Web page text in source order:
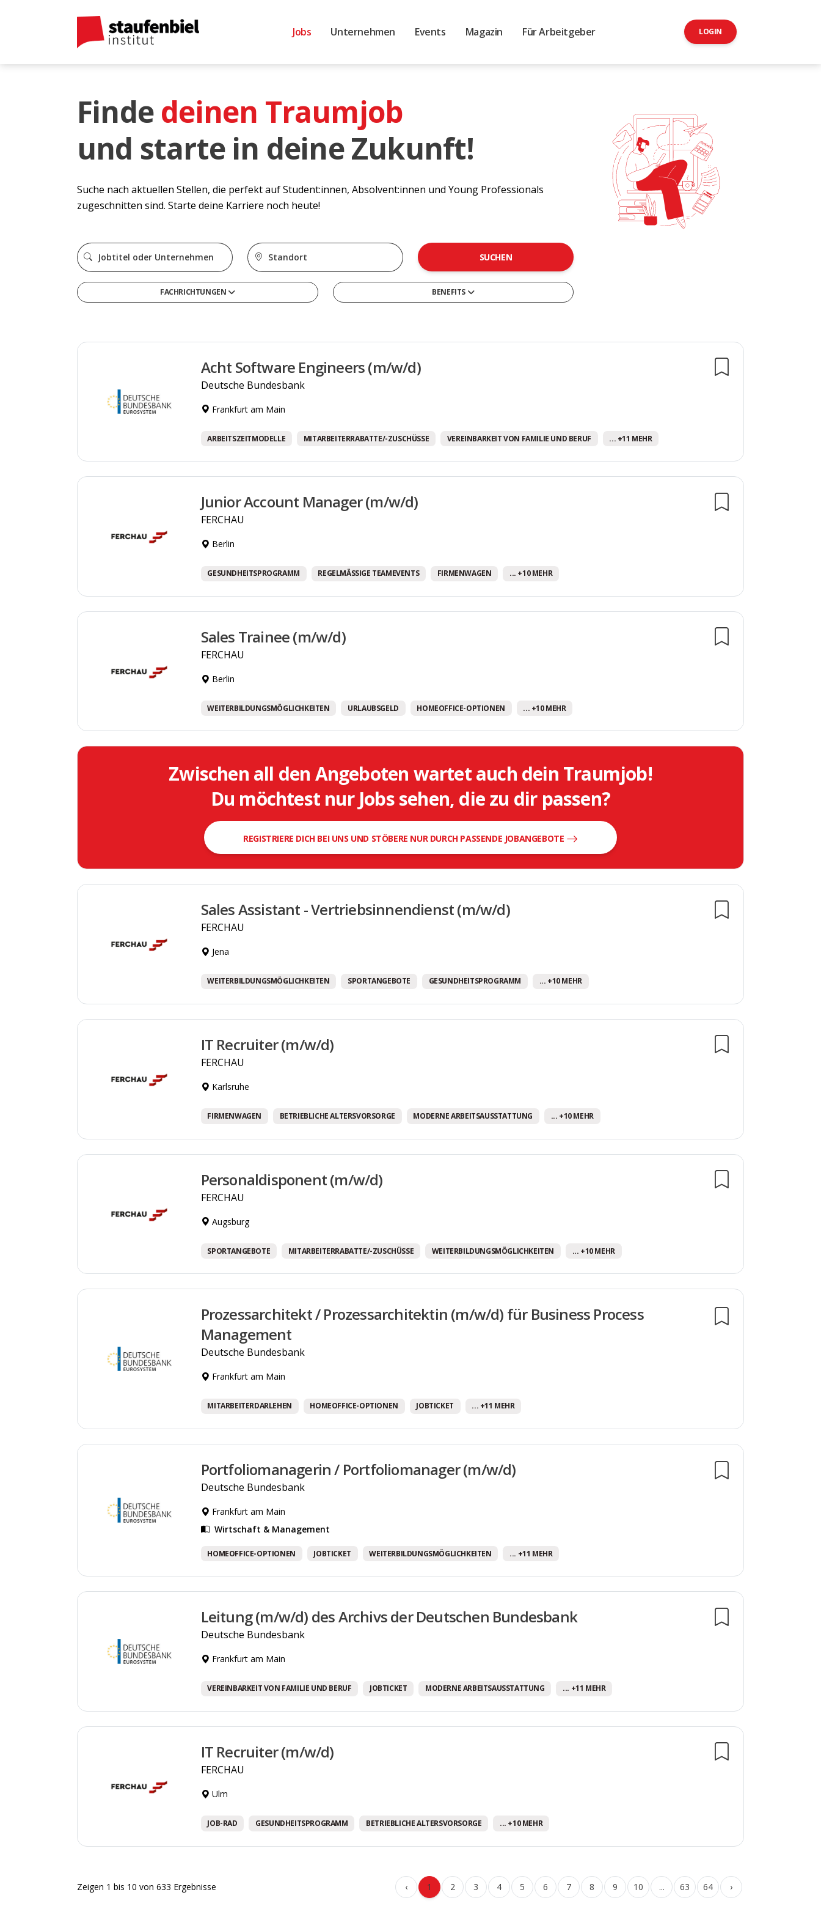
Jobs Unternehmen Events Magazin Für Arbeitgeber LOGIN
Finde deinen Traumjob
und starte in deine Zukunft!
Suche nach aktuellen Stellen, die perfekt auf Student:innen, Absolvent:innen und Young Professionals
zugeschnitten sind. Starte deine Karriere noch heute!
SUCHEN
FACHRICHTUNGEN
Gesellschafts- & Sozialwissenschaften
Informatik
Ingenieurwesen & Technik
Medien, Kommunikation & Marketing
Naturwissenschaften & Mathematik
Wirtschaft & Management
BENEFITS
13tes Monatsgehalt
Arbeitszeitmodelle
Betriebliche Altersvorsorge
Diensthandy
Entwicklungsmöglichkeiten
Mitarbeiterrabatte/-zuschüsse
Mobiles Arbeiten
Mobilitätsbudget
Moderne Arbeitsausstattung
Offene Feedbackkultur
Provision
Sportangebote
Unbefristete Arbeitsverträge
Acht Software Engineers (m/w/d)
Deutsche Bundesbank
Frankfurt am Main
ARBEITSZEITMODELLE MITARBEITERRABATTE/-ZUSCHÜSSE VEREINBARKEIT VON FAMILIE UND BERUF ... +11 MEHR
Junior Account Manager (m/w/d)
FERCHAU
Berlin
GESUNDHEITSPROGRAMM REGELMÄSSIGE TEAMEVENTS FIRMENWAGEN ... +10 MEHR
Sales Trainee (m/w/d)
FERCHAU
Berlin
WEITERBILDUNGSMÖGLICHKEITEN URLAUBSGELD HOMEOFFICE-OPTIONEN ... +10 MEHR
Zwischen all den Angeboten wartet auch dein Traumjob!
Du möchtest nur Jobs sehen, die zu dir passen?
REGISTRIERE DICH BEI UNS UND STÖBERE NUR DURCH PASSENDE JOBANGEBOTE
Sales Assistant - Vertriebsinnendienst (m/w/d)
FERCHAU
Jena
WEITERBILDUNGSMÖGLICHKEITEN SPORTANGEBOTE GESUNDHEITSPROGRAMM ... +10 MEHR
IT Recruiter (m/w/d)
FERCHAU
Karlsruhe
FIRMENWAGEN BETRIEBLICHE ALTERSVORSORGE MODERNE ARBEITSAUSSTATTUNG ... +10 MEHR
Personaldisponent (m/w/d)
FERCHAU
Augsburg
SPORTANGEBOTE MITARBEITERRABATTE/-ZUSCHÜSSE WEITERBILDUNGSMÖGLICHKEITEN ... +10 MEHR
Prozessarchitekt / Prozessarchitektin (m/w/d) für Business Process
Management
Deutsche Bundesbank
Frankfurt am Main
MITARBEITERDARLEHEN HOMEOFFICE-OPTIONEN JOBTICKET ... +11 MEHR
Portfoliomanagerin / Portfoliomanager (m/w/d)
Deutsche Bundesbank
Frankfurt am Main
Wirtschaft & Management
HOMEOFFICE-OPTIONEN JOBTICKET WEITERBILDUNGSMÖGLICHKEITEN ... +11 MEHR
Leitung (m/w/d) des Archivs der Deutschen Bundesbank
Deutsche Bundesbank
Frankfurt am Main
VEREINBARKEIT VON FAMILIE UND BERUF JOBTICKET MODERNE ARBEITSAUSSTATTUNG ... +11 MEHR
IT Recruiter (m/w/d)
FERCHAU
Ulm
JOB-RAD GESUNDHEITSPROGRAMM BETRIEBLICHE ALTERSVORSORGE ... +10 MEHR
Zeigen 1 bis 10 von 633 Ergebnisse ‹ 1 2 3 4 5 6 7 8 9 10 ... 63 64 ›